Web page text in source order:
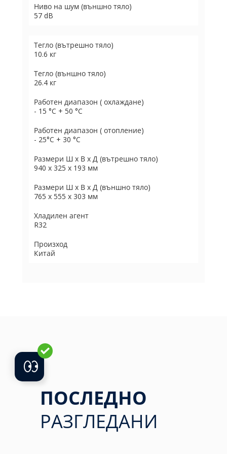
Ниво на шум (външно тяло)
57 dB
Тегло (вътрешно тяло)
10.6 кг
Тегло (външно тяло)
26.4 кг
Работен диапазон ( охлаждане)
- 15 °C + 50 °C
Работен диапазон ( отопление)
- 25°C + 30 °C
Размери Ш х В х Д (вътрешно тяло)
940 х 325 х 193 мм
Размери Ш х В х Д (външно тяло)
765 х 555 х 303 мм
Хладилен агент
R32
Произход
Китай
ПОСЛЕДНО
РАЗГЛЕДАНИ